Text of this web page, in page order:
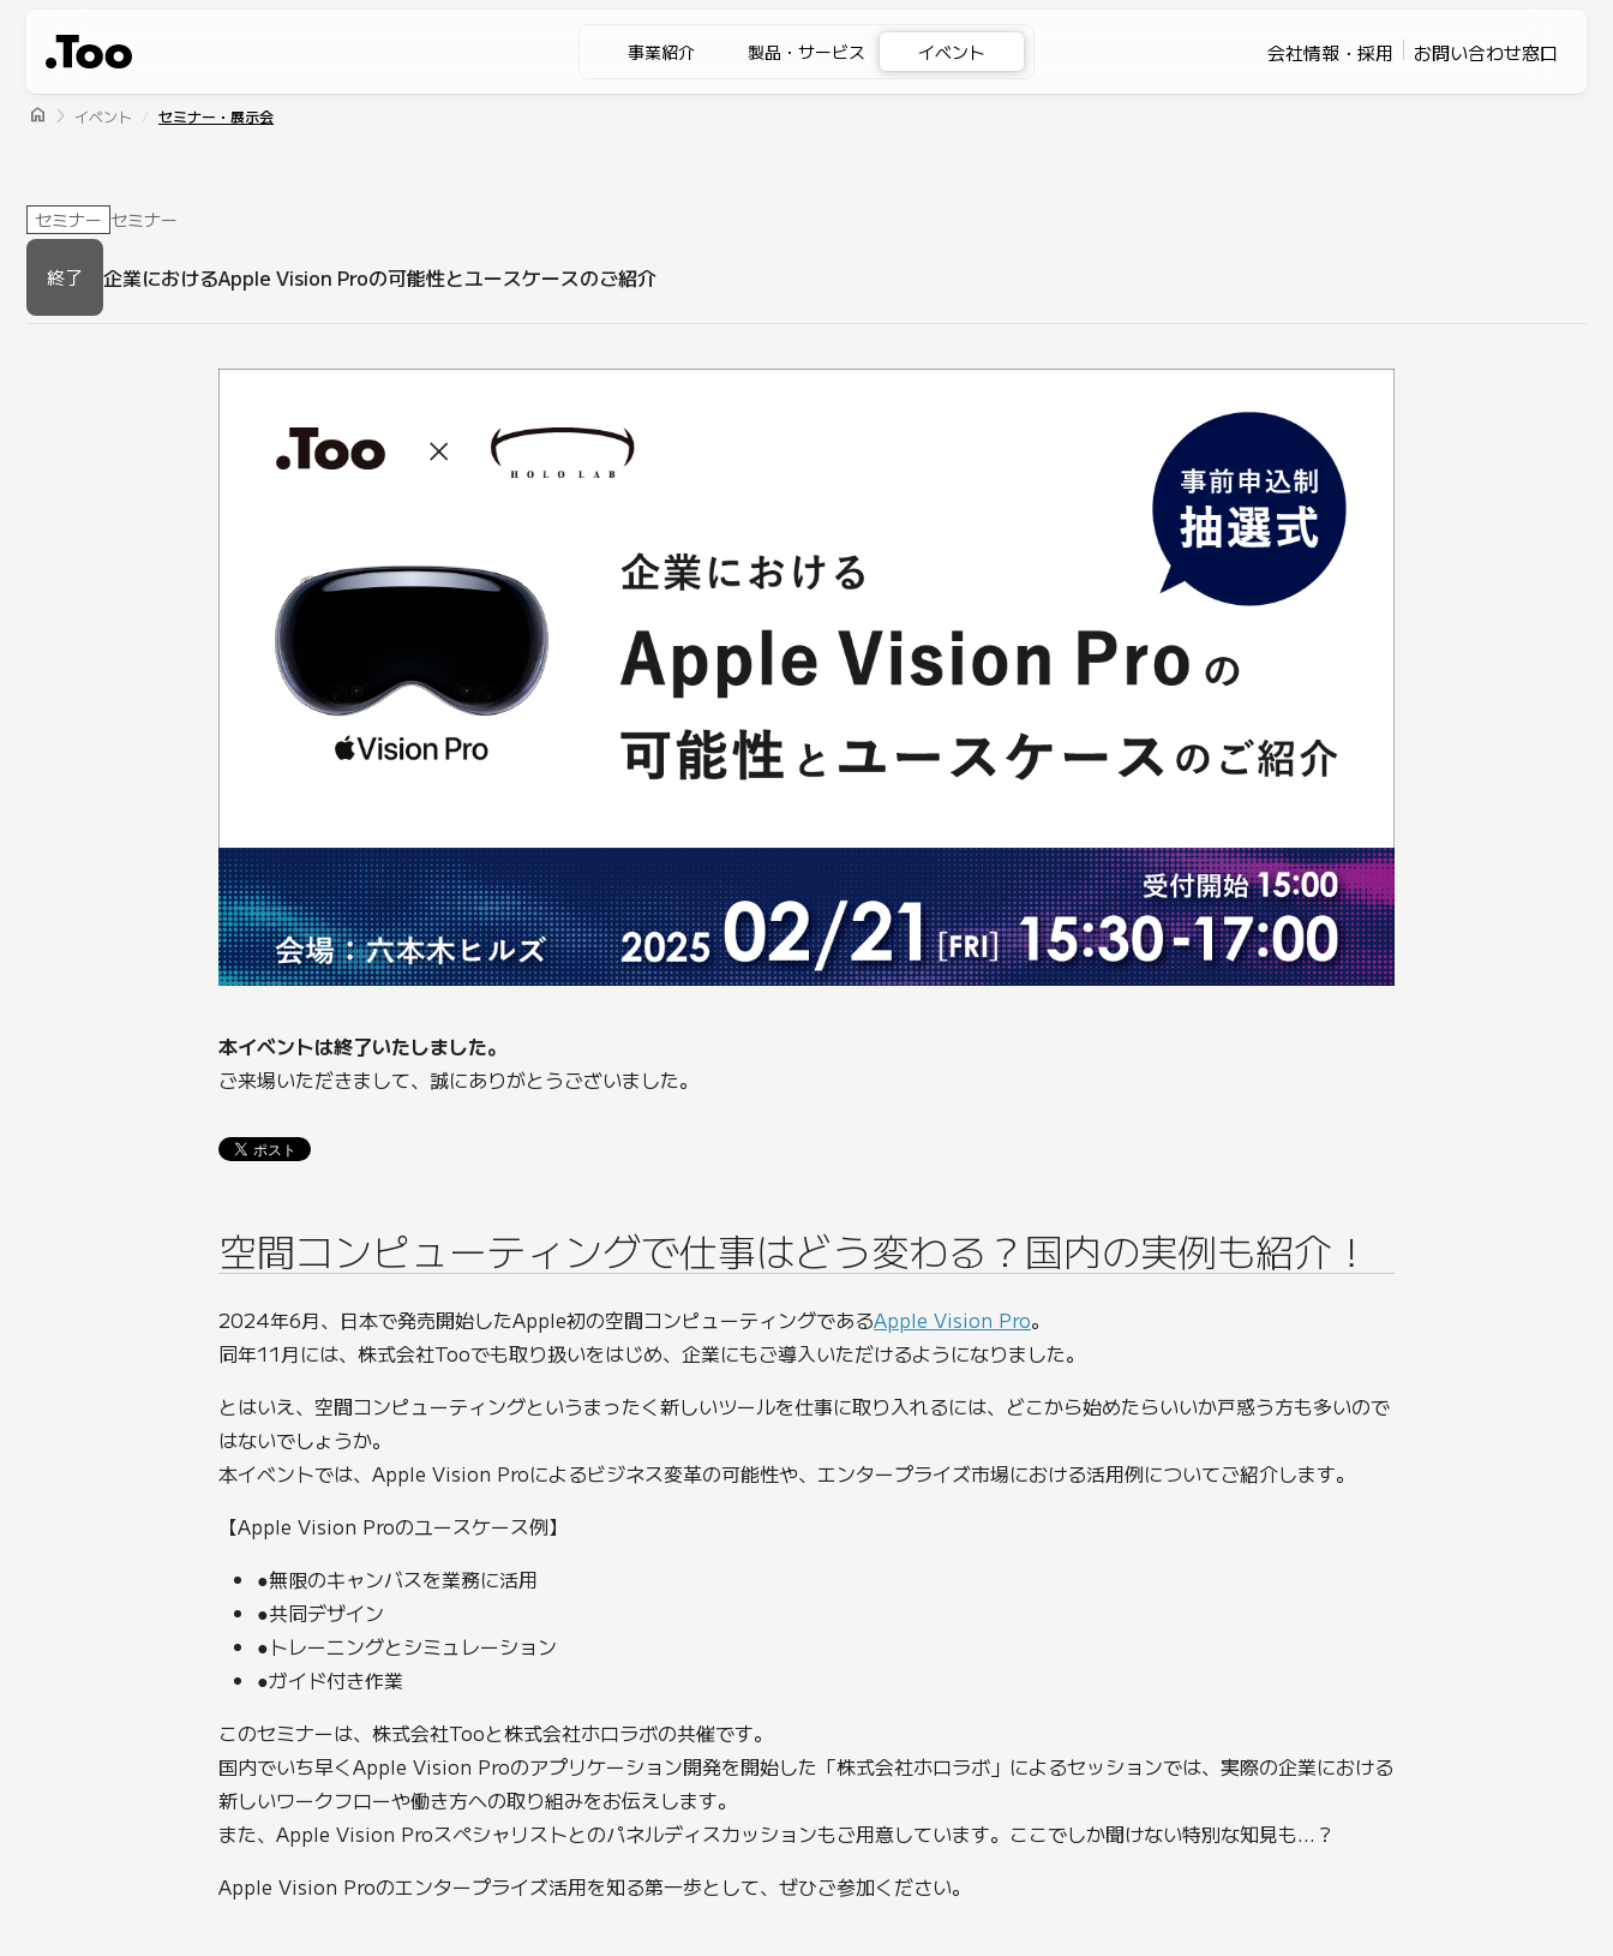
事業紹介 製品・サービス イベント 会社情報・採用 お問い合わせ窓口
home イベント セミナー・展示会
セミナー セミナー
終了 企業におけるApple Vision Proの可能性とユースケースのご紹介
本イベントは終了いたしました。
ご来場いただきまして、誠にありがとうございました。
空間コンピューティングで仕事はどう変わる？国内の実例も紹介！
2024年6月、日本で発売開始したApple初の空間コンピューティングであるApple Vision Pro。
同年11月には、株式会社Tooでも取り扱いをはじめ、企業にもご導入いただけるようになりました。
とはいえ、空間コンピューティングというまったく新しいツールを仕事に取り入れるには、どこから始めたらいいか戸惑う方も多いので
はないでしょうか。
本イベントでは、Apple Vision Proによるビジネス変革の可能性や、エンタープライズ市場における活用例についてご紹介します。
【Apple Vision Proのユースケース例】
●無限のキャンバスを業務に活用
●共同デザイン
●トレーニングとシミュレーション
●ガイド付き作業
このセミナーは、株式会社Tooと株式会社ホロラボの共催です。
国内でいち早くApple Vision Proのアプリケーション開発を開始した「株式会社ホロラボ」によるセッションでは、実際の企業における
新しいワークフローや働き方への取り組みをお伝えします。
また、Apple Vision Proスペシャリストとのパネルディスカッションもご用意しています。ここでしか聞けない特別な知見も…？
Apple Vision Proのエンタープライズ活用を知る第一歩として、ぜひご参加ください。